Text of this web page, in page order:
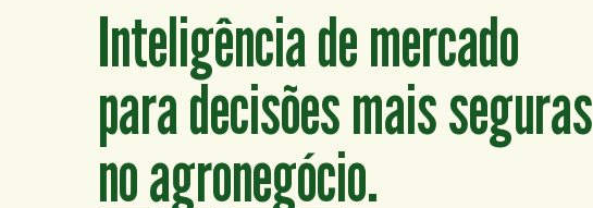
Inteligência de mercado
para decisões mais seguras
no agronegócio.